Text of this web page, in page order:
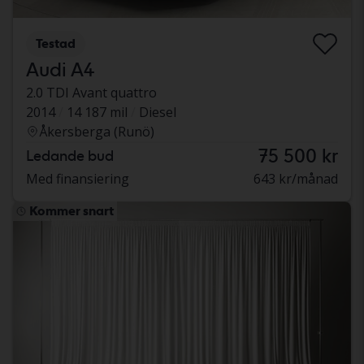
Testad
Audi A4
2.0 TDI Avant quattro
2014
14 187 mil
Diesel
Åkersberga (Runö)
Ledande bud 75 500 kr
Med finansiering 643 kr/månad
Kommer snart